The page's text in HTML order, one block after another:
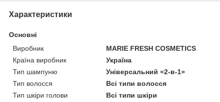
Характеристики
Основні
Виробник
MARIE FRESH COSMETICS
Країна виробник
Україна
Тип шампуню
Універсальний «2-в-1»
Тип волосся
Всі типи волосся
Тип шкіри голови
Всі типи шкіри